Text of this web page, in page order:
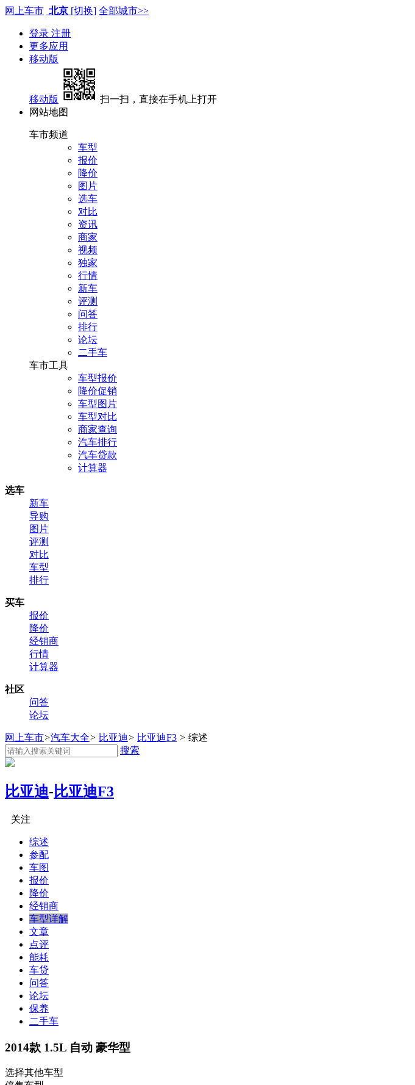
网上车市 北京 [切换] 全部城市>>
登录 注册
更多应用
移动版
移动版
扫一扫，直接在手机上打开
网站地图
车市频道
车型
报价
降价
图片
选车
对比
资讯
商家
视频
独家
行情
新车
评测
问答
排行
论坛
二手车
车市工具
车型报价
降价促销
车型图片
车型对比
商家查询
汽车排行
汽车贷款
计算器
选车
新车
导购
图片
评测
对比
车型
排行
买车
报价
降价
经销商
行情
计算器
社区
问答
论坛
网上车市>汽车大全> 比亚迪> 比亚迪F3 > 综述
搜索
比亚迪-比亚迪F3
关注
综述
参配
车图
报价
降价
经销商
车型详解
文章
点评
能耗
车贷
问答
论坛
保养
二手车
2014款 1.5L 自动 豪华型
选择其他车型